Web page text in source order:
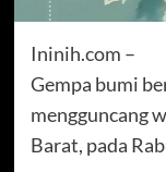
Ininih.com –
Gempa bumi
mengguncang
Barat, pada